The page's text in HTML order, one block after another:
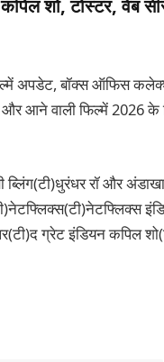
शो, टोस्टर, वेब
अपडेट, बॉक्स ऑफिस
आने वाली फिल्में 2026 के
रॉ और
ग्रेट इंडियन कपिल